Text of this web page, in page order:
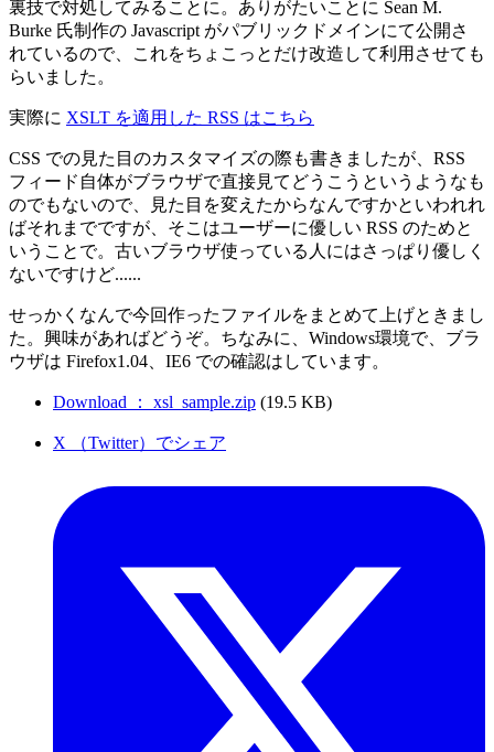
裏技で対処してみることに。ありがたいことに Sean M.
Burke 氏制作の Javascript がパブリックドメインにて公開さ
れているので、これをちょこっとだけ改造して利用させても
らいました。
実際に XSLT を適用した RSS はこちら
CSS での見た目のカスタマイズの際も書きましたが、RSS
フィード自体がブラウザで直接見てどうこうというようなも
のでもないので、見た目を変えたからなんですかといわれれ
ばそれまでですが、そこはユーザーに優しい RSS のためと
いうことで。古いブラウザ使っている人にはさっぱり優しく
ないですけど......
せっかくなんで今回作ったファイルをまとめて上げときまし
た。興味があればどうぞ。ちなみに、Windows環境で、ブラ
ウザは Firefox1.04、IE6 での確認はしています。
Download ： xsl_sample.zip (19.5 KB)
X （Twitter）でシェア